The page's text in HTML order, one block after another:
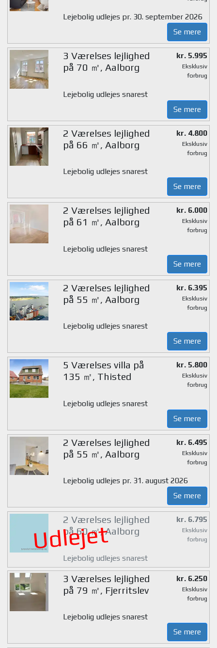
Lejebolig udlejes pr. 30. september 2026
Se mere
3 Værelses lejlighed
på 70 ㎡, Aalborg
kr. 5.995
Eksklusiv
forbrug
Lejebolig udlejes snarest
Se mere
2 Værelses lejlighed
på 66 ㎡, Aalborg
kr. 4.800
Eksklusiv
forbrug
Lejebolig udlejes snarest
Se mere
2 Værelses lejlighed
på 61 ㎡, Aalborg
kr. 6.000
Eksklusiv
forbrug
Lejebolig udlejes snarest
Se mere
2 Værelses lejlighed
på 55 ㎡, Aalborg
kr. 6.395
Eksklusiv
forbrug
Lejebolig udlejes snarest
Se mere
5 Værelses villa på
135 ㎡, Thisted
kr. 5.800
Eksklusiv
forbrug
Lejebolig udlejes snarest
Se mere
2 Værelses lejlighed
på 55 ㎡, Aalborg
kr. 6.495
Eksklusiv
forbrug
Lejebolig udlejes pr. 31. august 2026
Se mere
Udlejet
2 Værelses lejlighed
på 60 ㎡, Aalborg
kr. 6.795
Eksklusiv
forbrug
Lejebolig udlejes snarest
3 Værelses lejlighed
på 79 ㎡, Fjerritslev
kr. 6.250
Eksklusiv
forbrug
Lejebolig udlejes snarest
Se mere